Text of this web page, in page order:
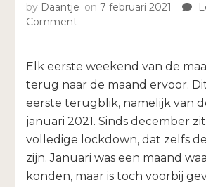
by Daantje on 7 februari 2021
Comment
2021
Elk eerste weekend van de
terug naar de maand ervoor.
eerste terugblik, namelijk van
januari 2021. Sinds december
volledige lockdown, dat zelfs
zijn. Januari was een maand
konden, maar is toch voorbij